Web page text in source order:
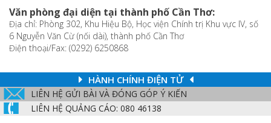
Văn phòng đại diện tại thành phố Cần Thơ:
Địa chỉ: Phòng 302, Khu Hiệu Bộ, Học viện Chính trị Khu vực IV, số
6 Nguyễn Văn Cừ (nối dài), thành phố Cần Thơ
Điện thoại/Fax: (0292) 6250868
HÀNH CHÍNH ĐIỆN TỬ
LIÊN HỆ GỬI BÀI VÀ ĐÓNG GÓP Ý KIẾN
LIÊN HỆ QUẢNG CÁO: 080 46138